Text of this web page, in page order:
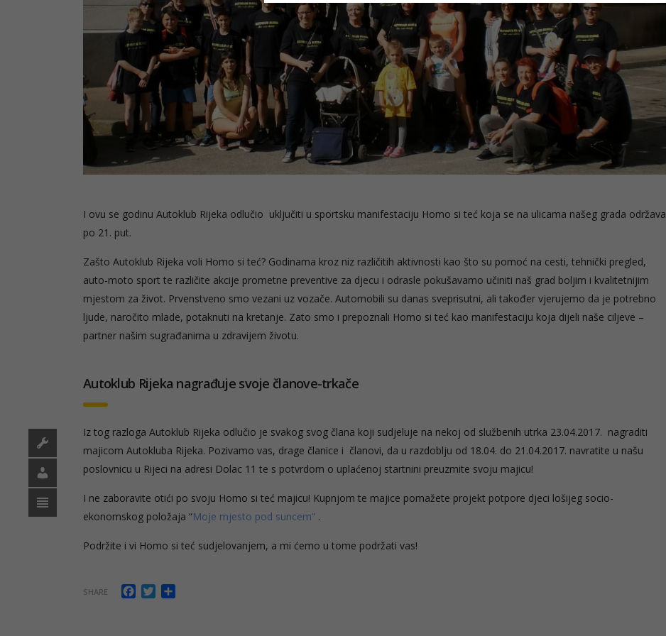
I ovu se godinu Autoklub Rijeka odlučio uključiti u sportsku manifestaciju Homo si teć koja se na ulicama našeg grada održava
po 21. put.
Zašto Autoklub Rijeka voli Homo si teć? Godinama kroz niz različitih aktivnosti kao što su pomoć na cesti, tehnički pregled,
auto-moto sport te različite akcije prometne preventive za djecu i odrasle pokušavamo učiniti naš grad boljim i kvalitetnijim
mjestom za život. Prvenstveno smo vezani uz vozače. Automobili su danas sveprisutni, ali također vjerujemo da je potrebno
ljude, naročito mlade, potaknuti na kretanje. Zato smo i prepoznali Homo si teć kao manifestaciju koja dijeli naše ciljeve –
partner našim sugrađanima u zdravijem životu.
Autoklub Rijeka nagrađuje svoje članove-trkače
Iz tog razloga Autoklub Rijeka odlučio je svakog svog člana koji sudjeluje na nekoj od službenih utrka 23.04.2017. nagraditi
majicom Autokluba Rijeka. Pozivamo vas, drage članice i članovi, da u razdoblju od 18.04. do 21.04.2017. navratite u našu
poslovnicu u Rijeci na adresi Dolac 11 te s potvrdom o uplaćenoj startnini preuzmite svoju majicu!
I ne zaboravite otići po svoju Homo si teć majicu! Kupnjom te majice pomažete projekt potpore djeci lošijeg socio-
ekonomskog položaja “Moje mjesto pod suncem” .
Podržite i vi Homo si teć sudjelovanjem, a mi ćemo u tome podržati vas!
SHARE Facebook
Twitter